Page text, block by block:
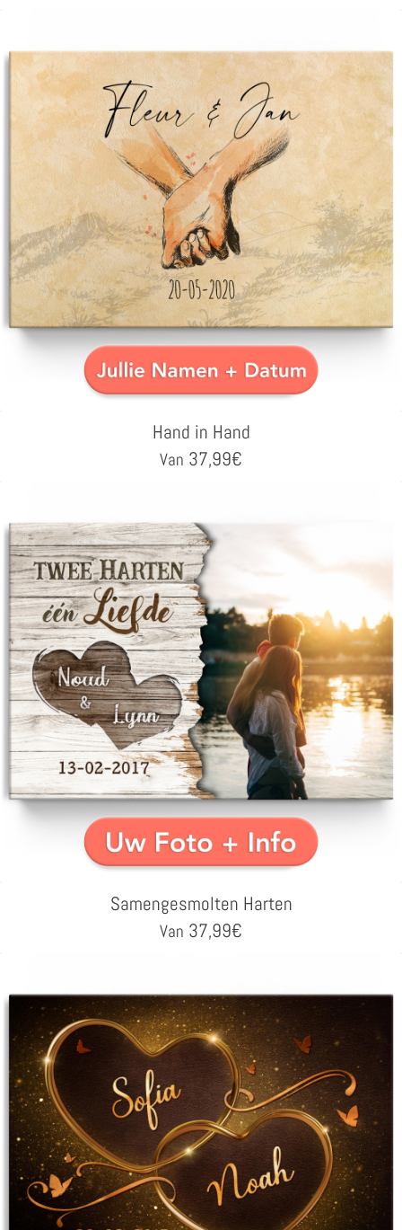
Hand in Hand
Van 37,99€
Samengesmolten Harten
Van 37,99€